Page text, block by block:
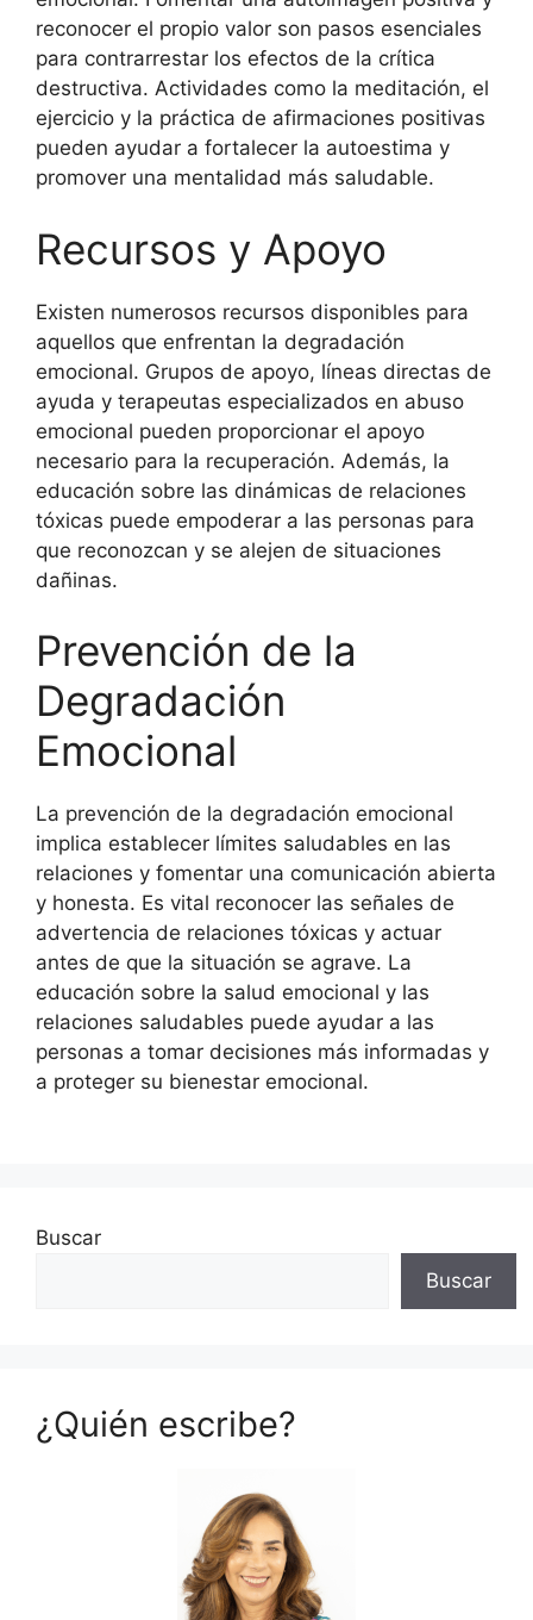
reconocer el propio valor son pasos esenciales
para contrarrestar los efectos de la crítica
destructiva. Actividades como la meditación, el
ejercicio y la práctica de afirmaciones positivas
pueden ayudar a fortalecer la autoestima y
promover una mentalidad más saludable.
Recursos y Apoyo
Existen numerosos recursos disponibles para
aquellos que enfrentan la degradación
emocional. Grupos de apoyo, líneas directas de
ayuda y terapeutas especializados en abuso
emocional pueden proporcionar el apoyo
necesario para la recuperación. Además, la
educación sobre las dinámicas de relaciones
tóxicas puede empoderar a las personas para
que reconozcan y se alejen de situaciones
dañinas.
Prevención de la
Degradación
Emocional
La prevención de la degradación emocional
implica establecer límites saludables en las
relaciones y fomentar una comunicación abierta
y honesta. Es vital reconocer las señales de
advertencia de relaciones tóxicas y actuar
antes de que la situación se agrave. La
educación sobre la salud emocional y las
relaciones saludables puede ayudar a las
personas a tomar decisiones más informadas y
a proteger su bienestar emocional.
Buscar
Buscar
¿Quién escribe?